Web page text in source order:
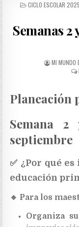
CICLO ESCOLAR
Semanas 2
MI MUNDO
Planeación
Semana
septiembre
✅ ¿Por qué
educación
🔹 Para los
Organiza